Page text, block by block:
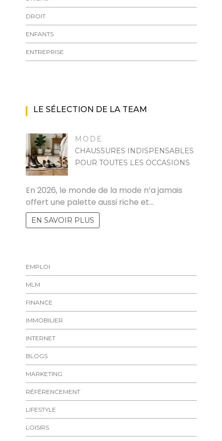
DROIT
ENFANTS
ENTREPRISE
LE SÉLECTION DE LA TEAM
MODE
CHAUSSURES INDISPENSABLES
POUR TOUTES LES OCCASIONS
En 2026, le monde de la mode n’a jamais
offert une palette aussi riche et…
EN SAVOIR PLUS
EMPLOI
MLM
FINANCE
IMMOBILIER
INTERNET
BLOGS
MARKETING
RÉFÉRENCEMENT
LIFESTYLE
LOISIRS